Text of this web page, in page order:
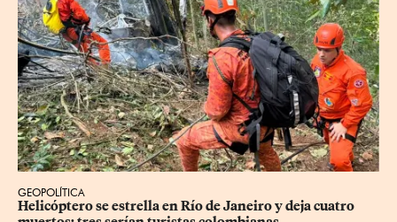
GEOPOLÍTICA
Helicóptero se estrella en Río de Janeiro y deja cuatro